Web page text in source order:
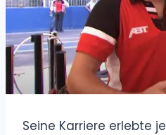
Seine Karriere erlebte